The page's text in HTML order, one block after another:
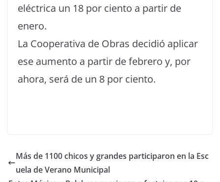
eléctrica un 18 por ciento a partir de
enero.
La Cooperativa de Obras decidió aplicar
ese aumento a partir de febrero y, por
ahora, será de un 8 por ciento.
Más de 1100 chicos y grandes participaron en la Esc
uela de Verano Municipal